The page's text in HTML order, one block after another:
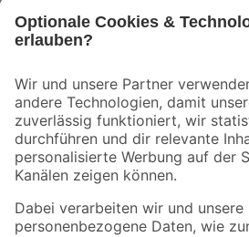
Der toom Newsletter: Keine Angebote und
Zur Newsletter Anmeldung
Folge uns